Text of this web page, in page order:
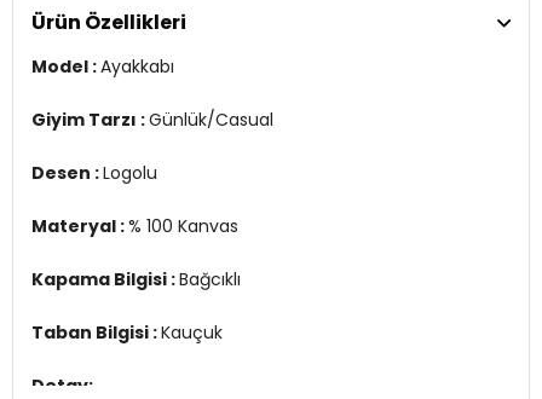
Detay:
-Yumuşak, köpük taban yastıklaması rahat oyun oynamayı
Üretim Yeri : Vietnam
Ürün Özellikleri
Model :Ayakkabı
Giyim Tarzı :Günlük/Casual
Desen :Logolu
Materyal :% 100 Kanvas
Kapama Bilgisi :Bağcıklı
Taban Bilgisi :Kauçuk
Detay: